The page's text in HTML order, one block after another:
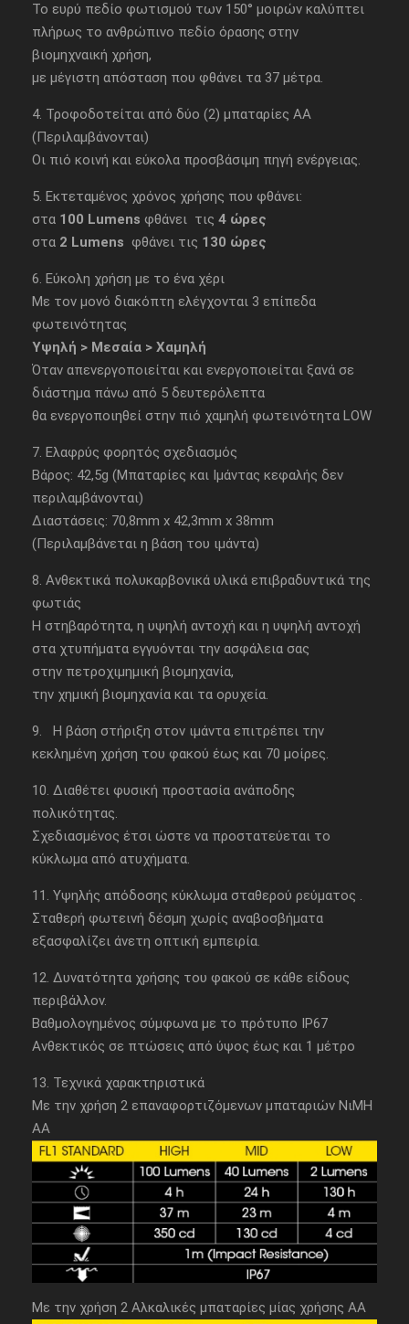
Το ευρύ πεδίο φωτισμού των 150° μοιρών καλύπτει
πλήρως το ανθρώπινο πεδίο όρασης στην
βιομηχναική χρήση,
με μέγιστη απόσταση που φθάνει τα 37 μέτρα.
4. Τροφοδοτείται από δύο (2) μπαταρίες ΑΑ
(Περιλαμβάνονται)
Οι πιό κοινή και εύκολα προσβάσιμη πηγή ενέργειας.
5. Εκτεταμένος χρόνος χρήσης που φθάνει:
στα 100 Lumens φθάνει τις 4 ώρες
στα 2 Lumens φθάνει τις 130 ώρες
6. Εύκολη χρήση με το ένα χέρι
Με τον μονό διακόπτη ελέγχονται 3 επίπεδα
φωτεινότητας
Υψηλή > Μεσαία > Χαμηλή
Όταν απενεργοποιείται και ενεργοποιείται ξανά σε
διάστημα πάνω από 5 δευτερόλεπτα
θα ενεργοποιηθεί στην πιό χαμηλή φωτεινότητα LOW
7. Ελαφρύς φορητός σχεδιασμός
Βάρος: 42,5g (Μπαταρίες και Ιμάντας κεφαλής δεν
περιλαμβάνονται)
Διαστάσεις: 70,8mm x 42,3mm x 38mm
(Περιλαμβάνεται η βάση του ιμάντα)
8. Ανθεκτικά πολυκαρβονικά υλικά επιβραδυντικά της
φωτιάς
Η στηβαρότητα, η υψηλή αντοχή και η υψηλή αντοχή
στα χτυπήματα εγγυόνται την ασφάλεια σας
στην πετροχιμημική βιομηχανία,
την χημική βιομηχανία και τα ορυχεία.
9. Η βάση στήριξη στον ιμάντα επιτρέπει την
κεκλημένη χρήση του φακού έως και 70 μοίρες.
10. Διαθέτει φυσική προστασία ανάποδης
πολικότητας.
Σχεδιασμένος έτσι ώστε να προστατεύεται το
κύκλωμα από ατυχήματα.
11. Υψηλής απόδοσης κύκλωμα σταθερού ρεύματος .
Σταθερή φωτεινή δέσμη χωρίς αναβοσβήματα
εξασφαλίζει άνετη οπτική εμπειρία.
12. Δυνατότητα χρήσης του φακού σε κάθε είδους
περιβάλλον.
Βαθμολογημένος σύμφωνα με το πρότυπο IP67
Ανθεκτικός σε πτώσεις από ύψος έως και 1 μέτρο
13. Τεχνικά χαρακτηριστικά
Με την χρήση 2 επαναφορτιζόμενων μπαταριών ΝιΜΗ
ΑΑ
Με την χρήση 2 Αλκαλικές μπαταρίες μίας χρήσης ΑΑ